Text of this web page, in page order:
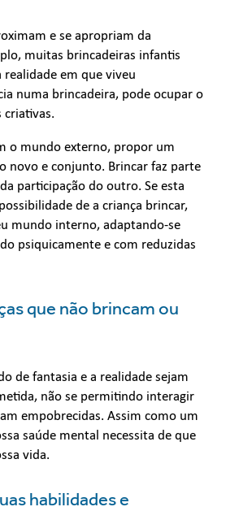
e se apropriam da
muitas brincadeiras infantis
em que viveu
numa brincadeira, pode ocupar o
criativas.
o mundo externo, propor um
novo e conjunto. Brincar faz parte
participação do outro. Se esta
de a criança brincar,
mundo interno, adaptando-se
psiquicamente e com reduzidas
que não brincam ou
de fantasia e a realidade sejam
não se permitindo interagir
empobrecidas. Assim como um
saúde mental necessita de que
vida.
habilidades e